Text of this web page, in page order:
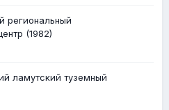
региональный
(1982)
ламутский туземный